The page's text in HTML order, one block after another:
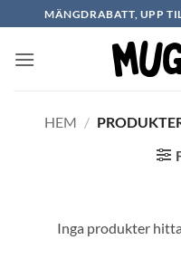
to
content
MÄNGDRABATT, UPP
HEM /
Inga produkter